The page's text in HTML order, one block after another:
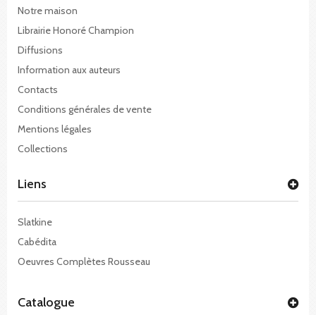
Notre maison
Librairie Honoré Champion
Diffusions
Information aux auteurs
Contacts
Conditions générales de vente
Mentions légales
Collections
Liens
Slatkine
Cabédita
Oeuvres Complètes Rousseau
Catalogue